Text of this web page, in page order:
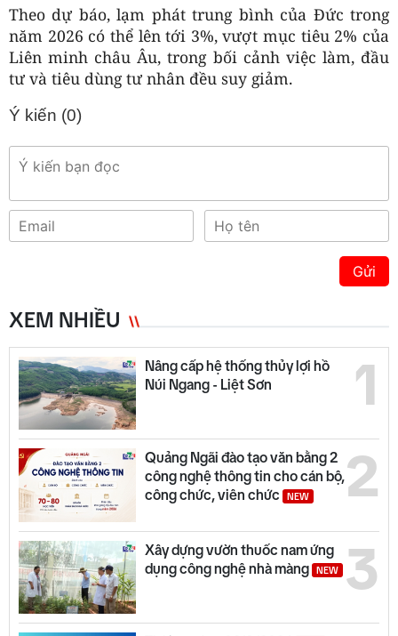
Theo dự báo, lạm phát trung bình của Đức trong
năm 2026 có thể lên tới 3%, vượt mục tiêu 2% của
Liên minh châu Âu, trong bối cảnh việc làm, đầu
tư và tiêu dùng tư nhân đều suy giảm.
Ý kiến (0)
Gửi
XEM NHIỀU
1
Nâng cấp hệ thống thủy lợi hồ
Núi Ngang - Liệt Sơn
2
Quảng Ngãi đào tạo văn bằng 2
công nghệ thông tin cho cán bộ,
công chức, viên chức
NEW
3
Xây dựng vườn thuốc nam ứng
dụng công nghệ nhà màng
NEW